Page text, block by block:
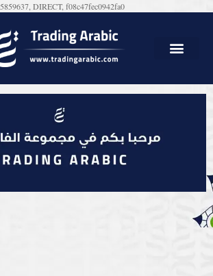
DIRECT, f08c47fec0942fa0